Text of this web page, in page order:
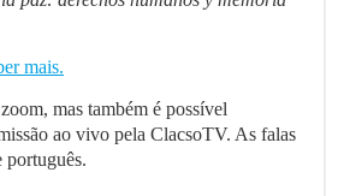
mais.
mas também é possível
ao vivo pela ClacsoTV. As falas
português.